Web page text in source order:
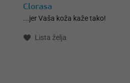
Clorasa
...jer Vaša koža kaže tako!
Lista želja